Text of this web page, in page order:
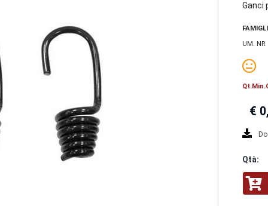
Ganci
UM. NR
€
Qtà: